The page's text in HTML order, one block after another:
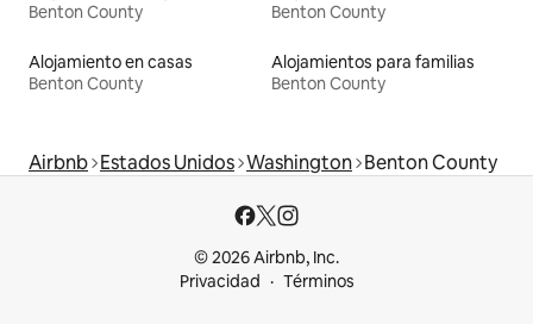
Benton County
Benton County
Alojamiento en casas
Benton County
Alojamientos para familias
Benton County
Airbnb Estados Unidos Washington Benton County
© 2026 Airbnb, Inc.
Privacidad
Términos